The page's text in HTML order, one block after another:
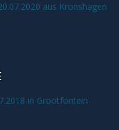
aus Kronshagen
in Grootfontein